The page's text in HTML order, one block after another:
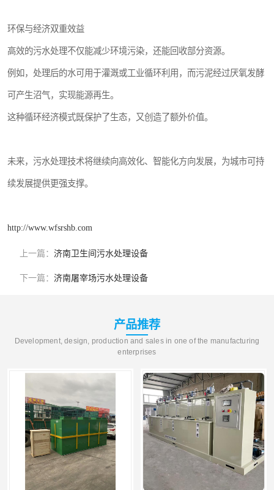
环保与经济双重效益
高效的污水处理不仅能减少环境污染，还能回收部分资源。
例如，处理后的水可用于灌溉或工业循环利用，而污泥经过厌氧发酵
可产生沼气，实现能源再生。
这种循环经济模式既保护了生态，又创造了额外价值。
未来，污水处理技术将继续向高效化、智能化方向发展，为城市可持
续发展提供更强支撑。
http://www.wfsrshb.com
上一篇： 济南卫生间污水处理设备
下一篇： 济南屠宰场污水处理设备
产品推荐
Development, design, production and sales in one of the manufacturing
enterprises